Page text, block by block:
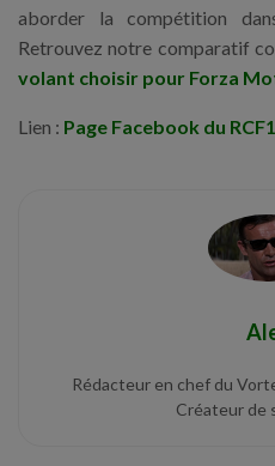
aborder la compétition
Retrouvez notre comparatif
volant choisir pour Forza
Lien : Page Facebook du RCF1
Rédacteur en chef du
Créateur de